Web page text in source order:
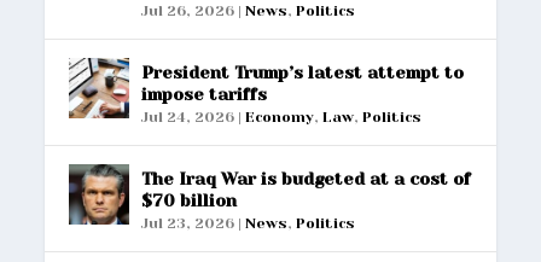
Jul 26, 2026 |News,Politics
President Trump’s latest attempt to
impose tariffs
Jul 24, 2026 |Economy,Law,Politics
The Iraq War is budgeted at a cost of
$70 billion
Jul 23, 2026 |News,Politics